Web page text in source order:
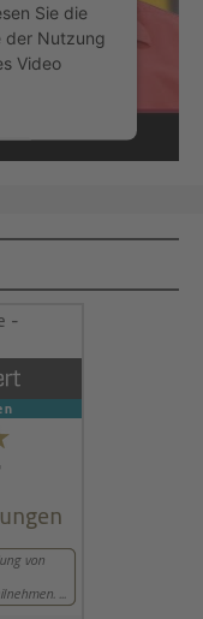
Sie die
der Nutzung
Video